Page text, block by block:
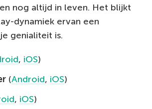
nog altijd in leven. Het blijkt
dynamiek ervan een
genialiteit is.
, iOS)
(Android, iOS)
, iOS)